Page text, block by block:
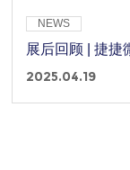
NEWS
展后回顾 | 捷捷
2025.04.19